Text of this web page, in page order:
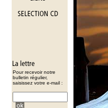
Pour recevoir notre
bulletin régulier,
saisissez votre e-mail :